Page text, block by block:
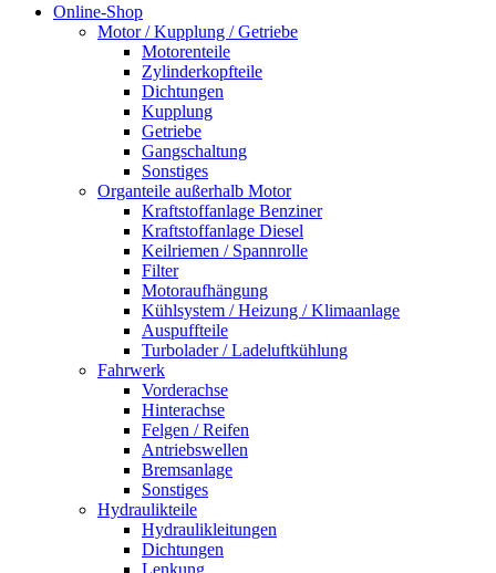
Online-Shop
Motor / Kupplung / Getriebe
Motorenteile
Zylinderkopfteile
Dichtungen
Kupplung
Getriebe
Gangschaltung
Sonstiges
Organteile außerhalb Motor
Kraftstoffanlage Benziner
Kraftstoffanlage Diesel
Keilriemen / Spannrolle
Filter
Motoraufhängung
Kühlsystem / Heizung / Klimaanlage
Auspuffteile
Turbolader / Ladeluftkühlung
Fahrwerk
Vorderachse
Hinterachse
Felgen / Reifen
Antriebswellen
Bremsanlage
Sonstiges
Hydraulikteile
Hydraulikleitungen
Dichtungen
Lenkung